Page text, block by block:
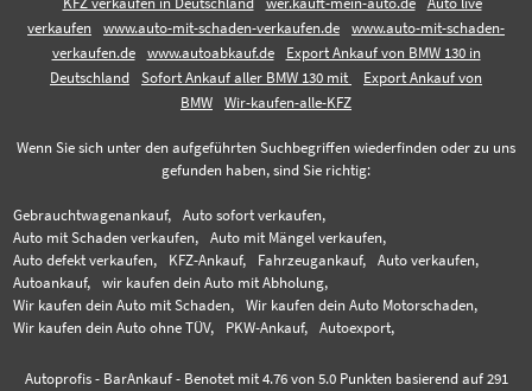
verkaufen
www.auto-mit-schaden-verkaufen.de
www.auto-mit-schaden-
verkaufen.de
www.autoabkauf.de
Export Ankauf von BMW 130 in
Deutschland
Sofort Ankauf aller BMW 130 mit
Export Ankauf von
BMW
Wir-kaufen-alle-KFZ
Wenn Sie sich unter den aufgeführten Suchbegriffen wiederfinden oder zu uns
gefunden haben, sind Sie richtig:
Gebrauchtwagenankauf,
Auto sofort verkaufen,
Auto mit Schaden verkaufen,
Auto mit Mängel verkaufen,
Auto defekt verkaufen,
KFZ-Ankauf, Fahrzeugankauf,
Auto verkaufen,
Autoankauf,
wir kaufen dein Auto mit Abholung,
Wir kaufen dein Auto mit Schaden,
Wir kaufen dein Auto Motorschaden,
Wir kaufen dein Auto ohne TÜV,
PKW-Ankauf, Autoexport,
Autoprofis - BarAnkauf- Benotet mit 4.76von 5.0 Punkten basierend auf 291